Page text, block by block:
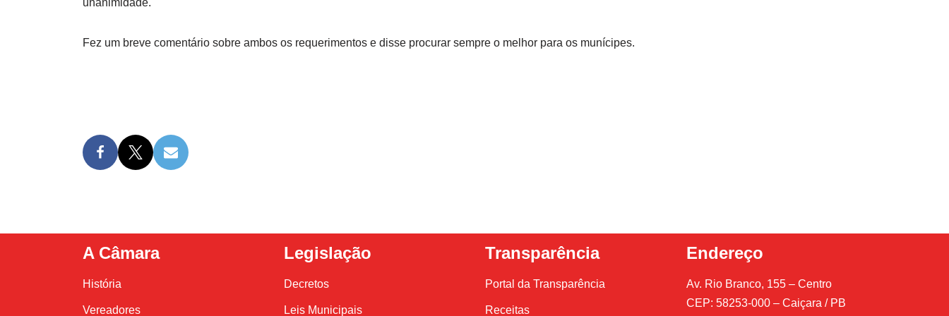
unanimidade.
Fez um breve comentário sobre ambos os requerimentos e disse procurar sempre o melhor para os munícipes.
A Câmara
História
Vereadores
Legislação
Decretos
Leis Municipais
Transparência
Portal da Transparência
Receitas
Endereço
Av. Rio Branco, 155 – Centro
CEP: 58253-000 – Caiçara / PB